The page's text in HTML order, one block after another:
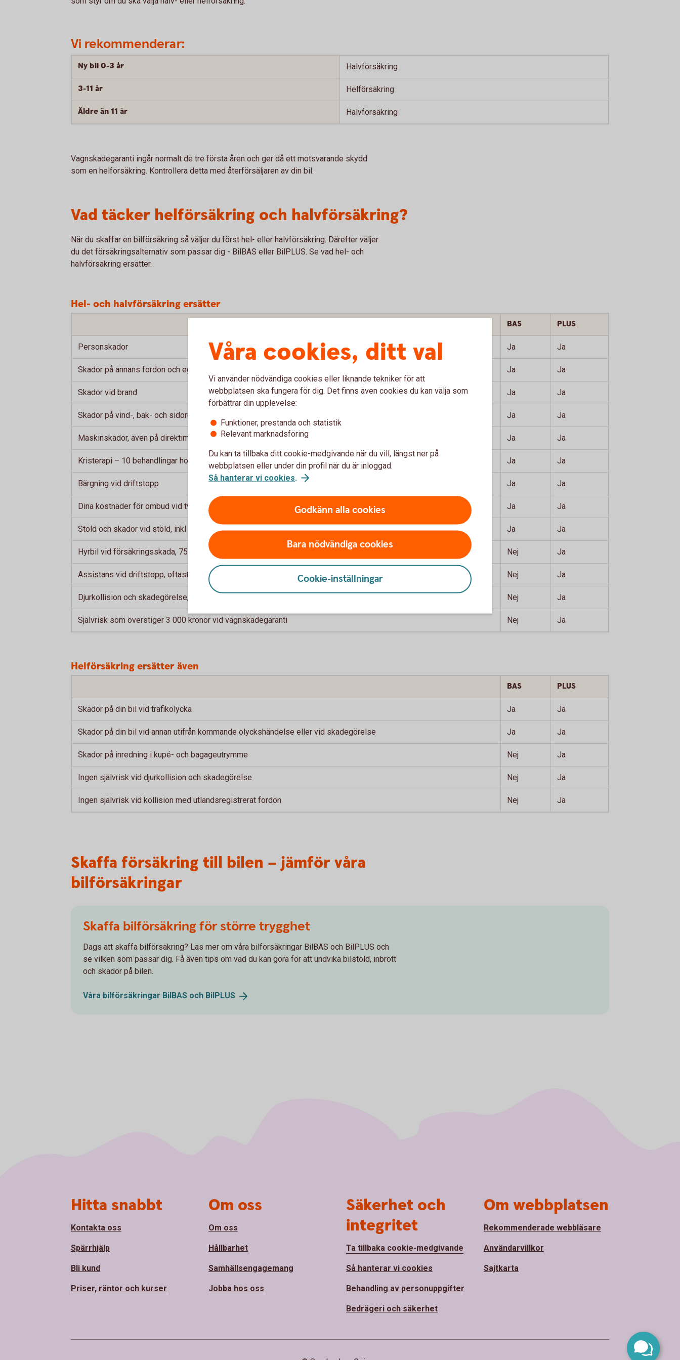
Vi rekommenderar:
Ny bil 0-3 år Halvförsäkring
3-11 år Helförsäkring
Äldre än 11 år Halvförsäkring
Vagnskadegaranti ingår normalt de tre första åren och ger då ett motsvarande skydd
som en helförsäkring. Kontrollera detta med återförsäljaren av din bil.
Vad täcker helförsäkring och halvförsäkring?
När du skaffar en bilförsäkring så väljer du först hel- eller halvförsäkring. Därefter väljer
du det försäkringsalternativ som passar dig - BilBAS eller BilPLUS. Se vad hel- och
halvförsäkring ersätter.
Hel- och halvförsäkring ersätter
BAS PLUS
Personskador Ja Ja
Skador på annans fordon och egendom Ja Ja
Skador vid brand Ja Ja
Skador på vind-, bak- och sidorutor Ja Ja
Maskinskador, även på direktimporterade fordon Ja Ja
Kristerapi – 10 behandlingar hos psykolog/terapeut Ja Ja
Bärgning vid driftstopp Ja Ja
Dina kostnader för ombud vid tvist Ja Ja
Stöld och skador vid stöld, inkl stöld av ljud- och bildutrustning Ja Ja
Hyrbil vid försäkringsskada, 75% av kostnad i max 75 dagar Nej Ja
Assistans vid driftstopp, oftast inom en timme Nej Ja
Djurkollision och skadegörelse, 3 000 kronor till reparation Nej Ja
Självrisk som överstiger 3 000 kronor vid vagnskadegaranti Nej Ja
Helförsäkring ersätter även
BAS PLUS
Skador på din bil vid trafikolycka Ja Ja
Skador på din bil vid annan utifrån kommande olyckshändelse eller vid skadegörelse Ja Ja
Skador på inredning i kupé- och bagageutrymme Nej Ja
Ingen självrisk vid djurkollision och skadegörelse Nej Ja
Ingen självrisk vid kollision med utlandsregistrerat fordon Nej Ja
Skaffa försäkring till bilen – jämför våra
bilförsäkringar
Skaffa bilförsäkring för större trygghet
Dags att skaffa bilförsäkring? Läs mer om våra bilförsäkringar BilBAS och BilPLUS och
se vilken som passar dig. Få även tips om vad du kan göra för att undvika bilstöld, inbrott
och skador på bilen.
Våra bilförsäkringar BilBAS och BilPLUS
Våra cookies, ditt val
Vi använder nödvändiga cookies eller liknande tekniker för att
webbplatsen ska fungera för dig. Det finns även cookies du kan välja som
förbättrar din upplevelse:
Funktioner, prestanda och statistik
Relevant marknadsföring
Du kan ta tillbaka ditt cookie-medgivande när du vill, längst ner på
webbplatsen eller under din profil när du är inloggad.
Så hanterar vi cookies.
Godkänn alla cookies
Bara nödvändiga cookies
Cookie-inställningar
Hitta snabbt
Kontakta oss
Spärrhjälp
Bli kund
Priser, räntor och kurser
Om oss
Om oss
Hållbarhet
Samhällsengagemang
Jobba hos oss
Säkerhet och
integritet
Ta tillbaka cookie-medgivande
Så hanterar vi cookies
Behandling av personuppgifter
Bedrägeri och säkerhet
Om webbplatsen
Rekommenderade webbläsare
Användarvillkor
Sajtkarta